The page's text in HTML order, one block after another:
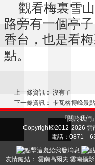
觀看梅裏雪
路旁有一個亭
香台，也是看
點。
上一條資訊： 沒有了
下一條資訊： 卡瓦格博峰景
『關於我們
Copyright©2012-2026雲
電話：0871－
友情鏈結：雲南高爾夫 雲南攝影